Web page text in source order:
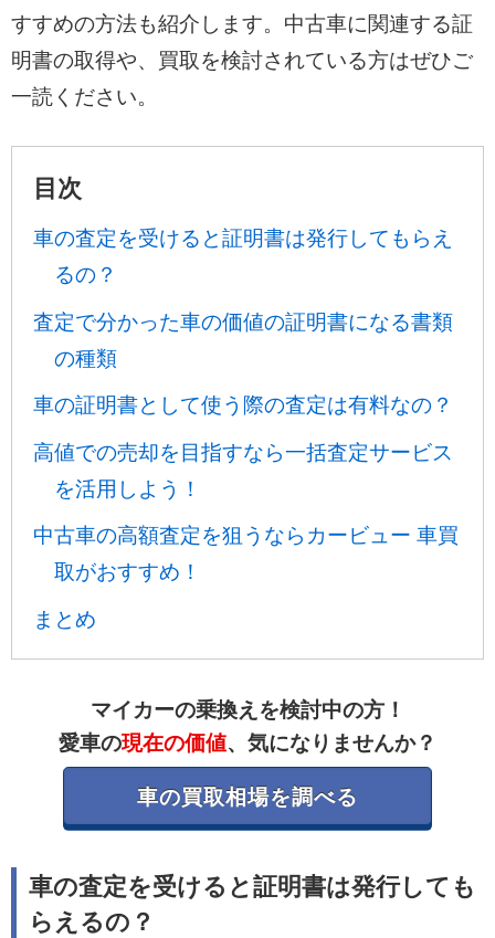
すすめの方法も紹介します。中古車に関連する証
明書の取得や、買取を検討されている方はぜひご
一読ください。
目次
車の査定を受けると証明書は発行してもらえ
るの？
査定で分かった車の価値の証明書になる書類
の種類
車の証明書として使う際の査定は有料なの？
高値での売却を目指すなら一括査定サービス
を活用しよう！
中古車の高額査定を狙うならカービュー 車買
取がおすすめ！
まとめ
マイカーの乗換えを検討中の方！
愛車の現在の価値、気になりませんか？
車の買取相場を調べる
車の査定を受けると証明書は発行しても
らえるの？